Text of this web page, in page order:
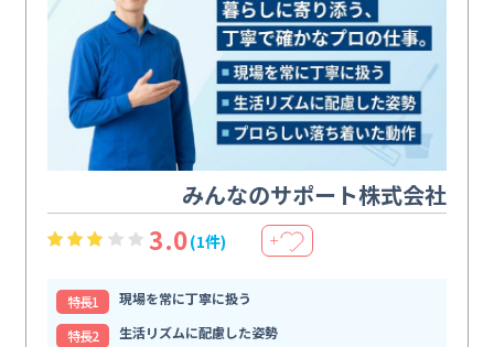
みんなのサポート株式会社
3.0(1件) ＋
特⻑1
現場を常に丁寧に扱う
特⻑2
生活リズムに配慮した姿勢